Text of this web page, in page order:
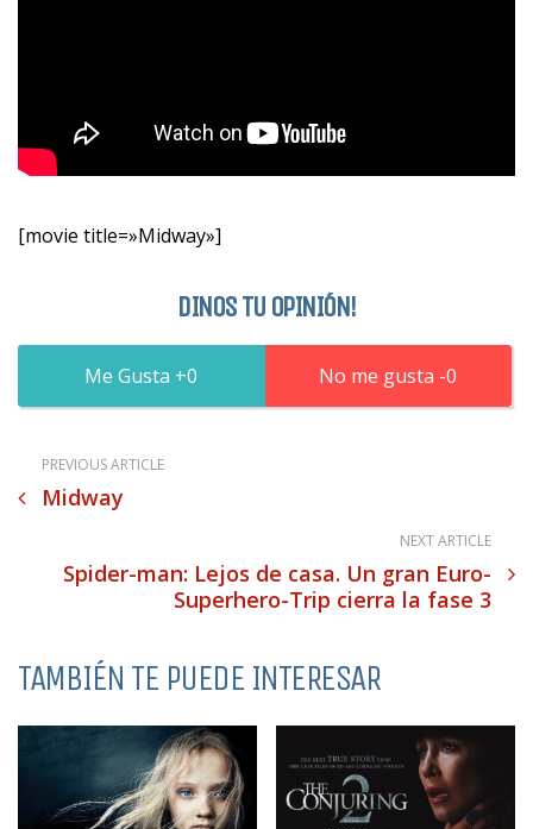
[movie title=»Midway»]
DINOS TU OPINIÓN!
0 0
PREVIOUS ARTICLE
Midway
NEXT ARTICLE
Spider-man: Lejos de casa. Un gran Euro-
Superhero-Trip cierra la fase 3
TAMBIÉN TE PUEDE INTERESAR